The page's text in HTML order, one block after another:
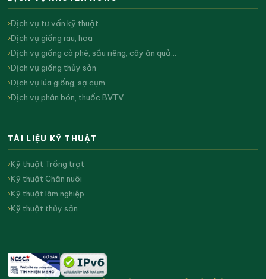
Dịch vụ tư vấn kỹ thuật
Dịch vụ giống rau, hoa
Dịch vụ giống cà phê, sầu riêng, cây ăn quả…
Dịch vụ giống thủy sản
Dịch vụ lúa giống, sạ cụm
Dịch vụ phân bón, thuốc BVTV
TÀI LIỆU KỸ THUẬT
Kỹ thuật Trồng trọt
Kỹ thuật Chăn nuôi
Kỹ thuật lâm nghiệp
Kỹ thuật thủy sản